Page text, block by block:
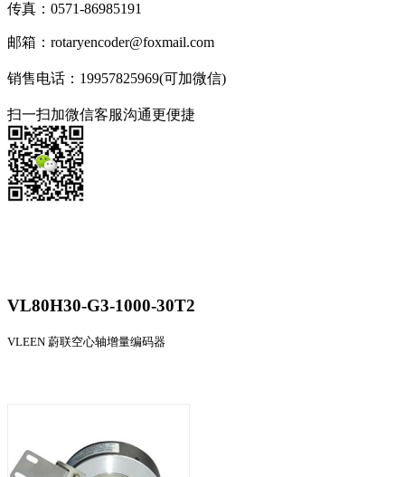
传真：0571-86985191
邮箱：rotaryencoder@foxmail.com
销售电话：19957825969(可加微信)
扫一扫加微信客服沟通更便捷
VL80H30-G3-1000-30T2
VLEEN 蔚联空心轴增量编码器